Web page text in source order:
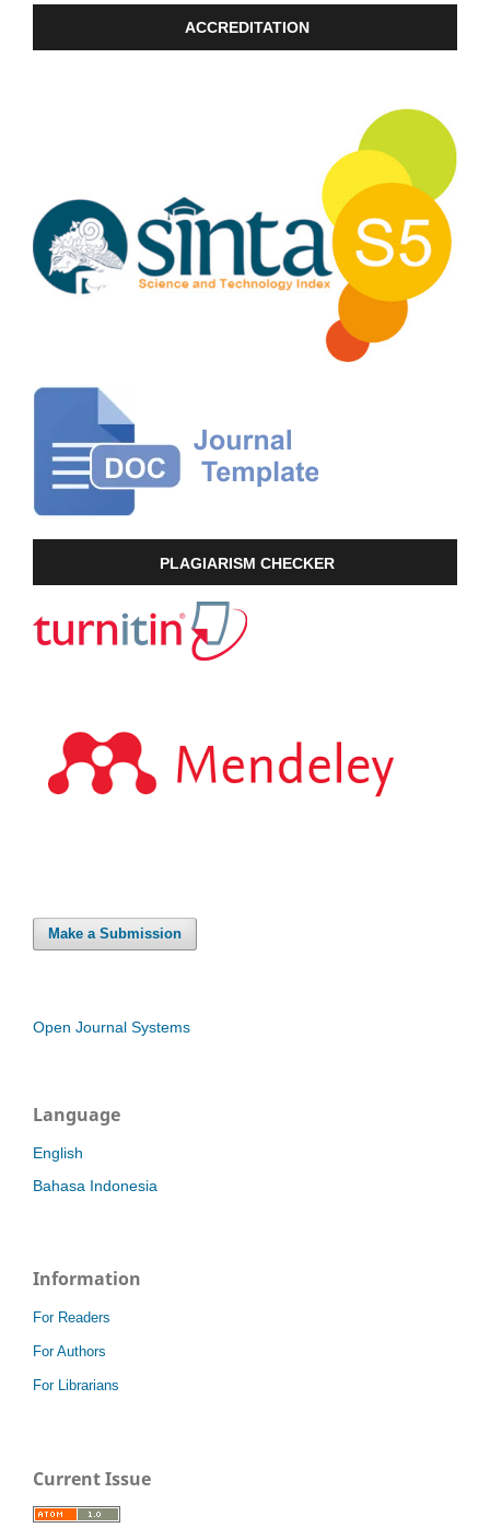
ACCREDITATION
PLAGIARISM CHECKER
Make a Submission
Open Journal Systems
Language
English
Bahasa Indonesia
Information
For Readers
For Authors
For Librarians
Current Issue